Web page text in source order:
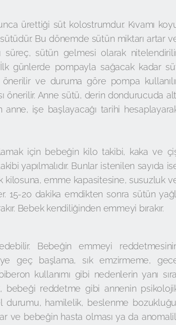
ürettiği süt kolostrumdur. Kıvamı
sütüdür. Bu dönemde sütün miktarı artar
sütün gelmesi olarak
günlerde pompayla sağacak kadar
ve duruma göre pompa
önerilir. Anne sütü, derin dondurucuda
işe başlayacağı tarihi
için bebeğin kilo takibi, kaka ve
yapılmalıdır. Bunlar istenilen sayıda
emme kapasitesine, susuzluk
15-20 dakika emdikten sonra sütün
Bebek kendiliğinden emmeyi bırakır.
Bebeğin emmeyi
geç başlama, sık emzirmeme,
kullanımı gibi nedenlerin yanı
bebeği reddetme gibi annenin
durumu, hamilelik, beslenme
ve bebeğin hasta olması ya da